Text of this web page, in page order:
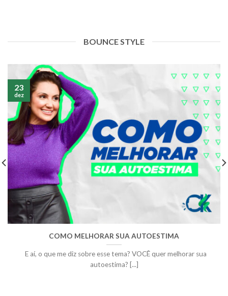
BOUNCE STYLE
COMO MELHORAR SUA AUTOESTIMA
E aí, o que me diz sobre esse tema? VOCÊ quer melhorar sua
autoestima? [...]
23
dez